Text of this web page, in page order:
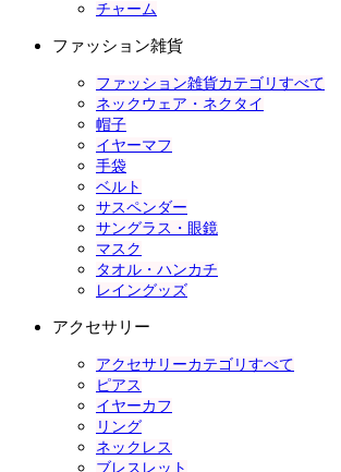
チャーム
ファッション雑貨
ファッション雑貨カテゴリすべて
ネックウェア・ネクタイ
帽子
イヤーマフ
手袋
ベルト
サスペンダー
サングラス・眼鏡
マスク
タオル・ハンカチ
レイングッズ
アクセサリー
アクセサリーカテゴリすべて
ピアス
イヤーカフ
リング
ネックレス
ブレスレット